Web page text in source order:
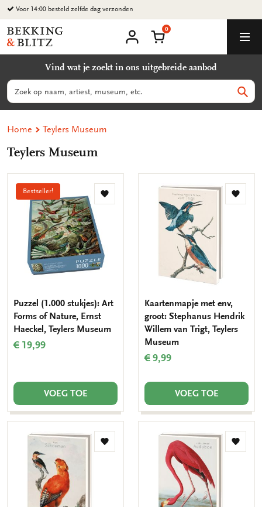
Ga
naar
content
Voor 14:00 besteld zelfde dag verzonden
Bekking
&
B.V.
account
Winkelmand
0
Vind wat je zoekt in ons uitgebreide aanbod
Zoeken
Home Teylers Museum
Teylers Museum
Bestseller!
Toevoegen
Puzzel (1.000 stukjes): Art
Forms of Nature, Ernst
Haeckel, Teylers Museum
€ 19,99
VOEG TOE
Kaartenmapje met env,
groot: Stephanus Hendrik
Willem van Trigt, Teylers
Museum
€ 9,99
VOEG TOE
Toevoegen